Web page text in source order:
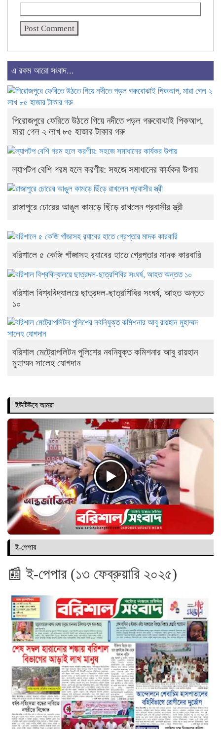
এ রকম আরো সংবাদ...
পিরোজপুরে ফেরিতে উঠতে গিয়ে নদীতে পড়ল গরুবোঝাই পিকআপ,
মারা গেল ২ লাখ ৮৫ হাজার টাকার গরু
ল্যাপটপ বেশি গরম হলে করণীয়: সহজে সমাধানের কার্যকর উপায়
রাজাপুরে চোরের আঙুল কামড়ে ছিঁড়ে রাখলেন প্রবাসীর স্ত্রী
বরিশালে ৫ কেজি গাঁজাসহ র‍্যাবের হাতে গ্রেপ্তার মাদক কারবারি
বরিশাল বিশ্ববিদ্যালয়ে ছাত্রদল-ছাত্রশিবির সংঘর্ষ, আহত অন্তত
১০
বরিশাল মেট্রোপলিটন পুলিশের নবনিযুক্ত কমিশনার আবু রায়হান
মুহাম্মদ সালেহ যোগদান
ইউটিউবে আমরা
ই-পেপার
📰 ই-পেপার (১৩ ফেব্রুয়ারি ২০২৫)